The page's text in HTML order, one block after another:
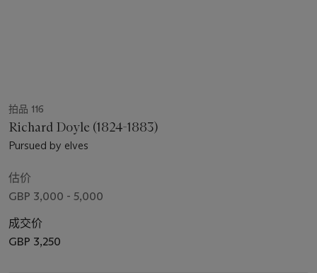
拍品 116
Richard Doyle (1824-1883)
Pursued by elves
估价
GBP 3,000 - 5,000
成交价
GBP 3,250